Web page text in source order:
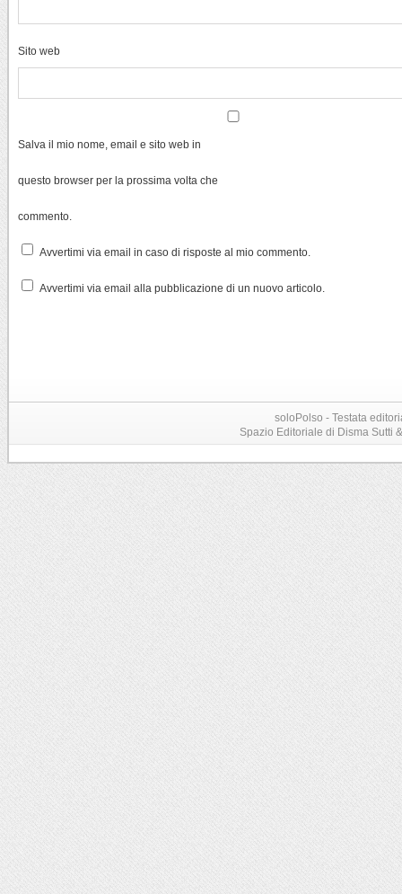
Sito web
Salva il mio nome, email e sito web in
questo browser per la prossima volta che
commento.
Avvertimi via email in caso di risposte al mio commento.
Avvertimi via email alla pubblicazione di un nuovo articolo.
soloPolso - Testata
Spazio Editoriale di Disma Sutti